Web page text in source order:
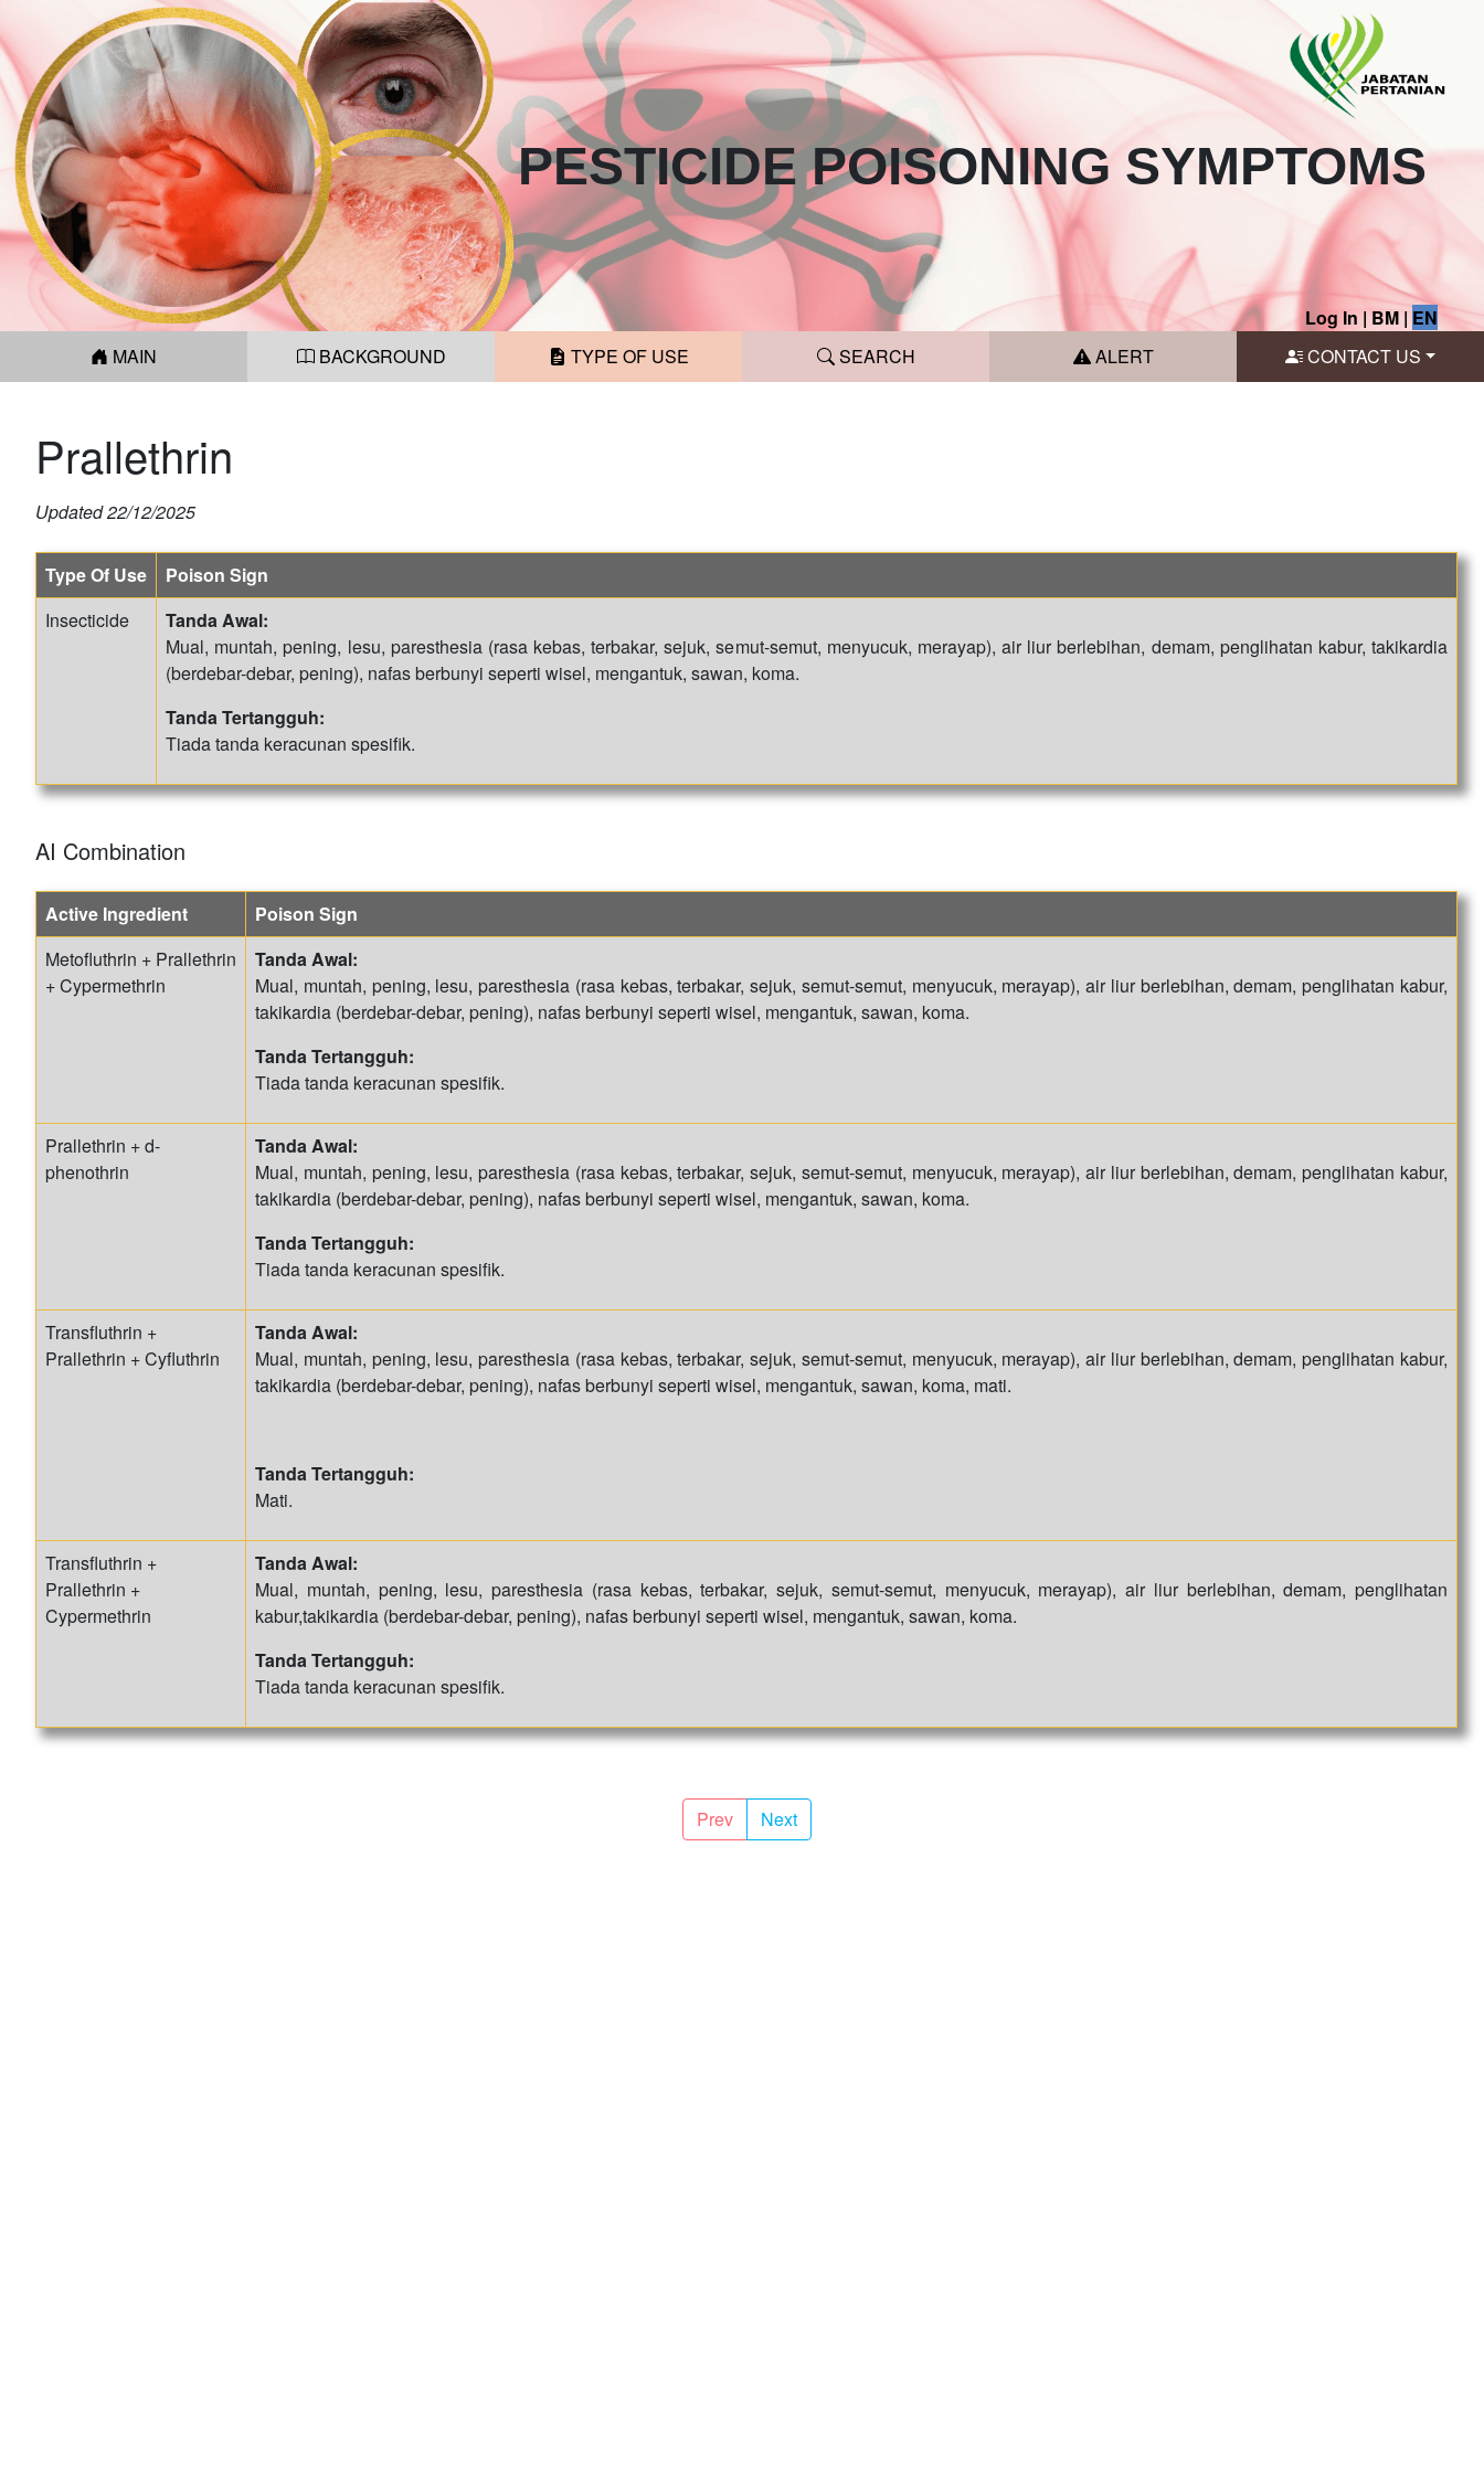
PESTICIDEPOISONING SYMPTOMS
Log In | BM | EN
MAIN
BACKGROUND TYPE OF USE SEARCH ALERT CONTACT US
Prallethrin
Updated22/12/2025
Type Of Use
Poison Sign
Insecticide
Tanda Awal:
Mual, muntah, pening, lesu, paresthesia (rasa kebas, terbakar, sejuk, semut-semut, menyucuk, merayap), air liur berlebihan, demam, penglihatan kabur, takikardia
(berdebar-debar, pening), nafas berbunyi seperti wisel, mengantuk, sawan, koma.
Tanda Tertangguh:
Tiada tanda keracunan spesifik.
AI Combination
Active Ingredient
Poison Sign
Metofluthrin + Prallethrin
+ Cypermethrin
Tanda Awal:
Mual, muntah, pening, lesu, paresthesia (rasa kebas, terbakar, sejuk, semut-semut, menyucuk, merayap), air liur berlebihan, demam, penglihatan kabur,
takikardia (berdebar-debar, pening), nafas berbunyi seperti wisel, mengantuk, sawan, koma.
Tanda Tertangguh:
Tiada tanda keracunan spesifik.
Prallethrin + d-
phenothrin
Tanda Awal:
Mual, muntah, pening, lesu, paresthesia (rasa kebas, terbakar, sejuk, semut-semut, menyucuk, merayap), air liur berlebihan, demam, penglihatan kabur,
takikardia (berdebar-debar, pening), nafas berbunyi seperti wisel, mengantuk, sawan, koma.
Tanda Tertangguh:
Tiada tanda keracunan spesifik.
Transfluthrin +
Prallethrin + Cyfluthrin
Tanda Awal:
Mual, muntah, pening, lesu, paresthesia (rasa kebas, terbakar, sejuk, semut-semut, menyucuk, merayap), air liur berlebihan, demam, penglihatan kabur,
takikardia (berdebar-debar, pening), nafas berbunyi seperti wisel, mengantuk, sawan, koma, mati.
Tanda Tertangguh:
Mati.
Transfluthrin +
Prallethrin +
Cypermethrin
Tanda Awal:
Mual, muntah, pening, lesu, paresthesia (rasa kebas, terbakar, sejuk, semut-semut, menyucuk, merayap), air liur berlebihan, demam, penglihatan
kabur,takikardia (berdebar-debar, pening), nafas berbunyi seperti wisel, mengantuk, sawan, koma.
Tanda Tertangguh:
Tiada tanda keracunan spesifik.
Prev Next